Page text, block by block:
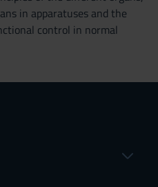
in apparatuses and the
control in normal